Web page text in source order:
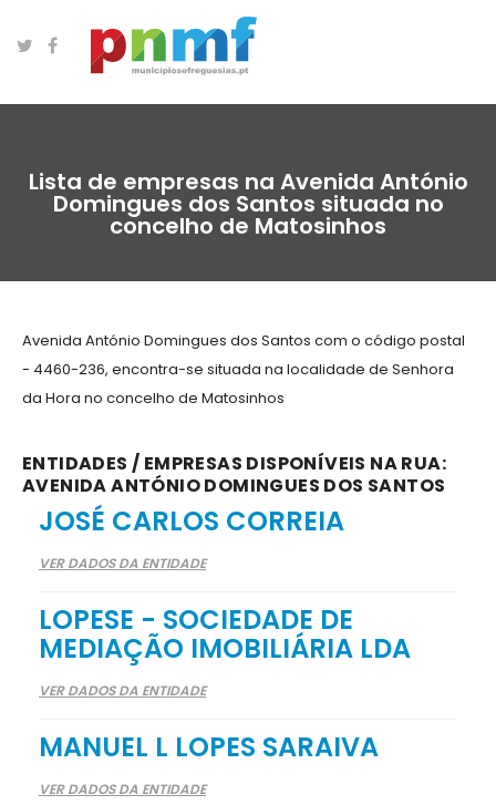
Lista de empresas na Avenida António
Domingues dos Santos situada no
concelho de Matosinhos
Avenida António Domingues dos Santos com o código postal
- 4460-236, encontra-se situada na localidade de Senhora
da Hora no concelho de Matosinhos
ENTIDADES / EMPRESAS DISPONÍVEIS NA RUA:
AVENIDA ANTÓNIO DOMINGUES DOS SANTOS
JOSÉ CARLOS CORREIA
VER DADOS DA ENTIDADE
LOPESE - SOCIEDADE DE
MEDIAÇÃO IMOBILIÁRIA LDA
VER DADOS DA ENTIDADE
MANUEL L LOPES SARAIVA
VER DADOS DA ENTIDADE